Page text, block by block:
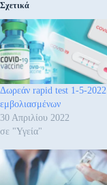
Σχετικά
Δωρεάν rapid test 1-5-2022
εμβολιασμένων
30 Απριλίου 2022
σε "Υγεία"